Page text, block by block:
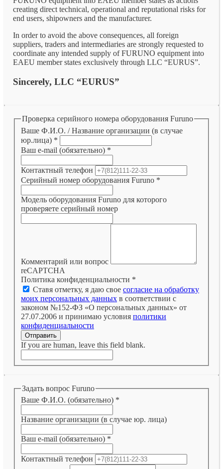
creating direct technical, operational and reputational risks for
end users, shipowners and the manufacturer.
In order to avoid the above consequences, all foreign
suppliers, traders and intermediaries are strongly requested to
coordinate any intended supply of FURUNO equipment into
EAEU member states exclusively through LLC “EURUS”.
Sincerely, LLC “EURUS”
Проверка серийного номера оборудования Furuno
Ваше Ф.И.О. / Название организации (в случае
юр.лица) *
Ваш e-mail (обязательно) *
Контактный телефон
Серийный номер оборудования Furuno *
Модель оборудования Furuno для которого
проверяете серийный номер
Комментарий или вопрос
reCAPTCHA
Политика конфиденциальности *
Ставя отметку, я даю свое согласие на обработку
моих персональных данных в соответствии с
законом №152-ФЗ «О персональных данных» от
27.07.2006 и принимаю условия политики
конфиденциальности
Отправить
If you are human, leave this field blank.
Задать вопрос Furuno
Ваше Ф.И.О. (обязательно) *
Название организации (в случае юр. лица)
Ваш e-mail (обязательно) *
Контактный телефон